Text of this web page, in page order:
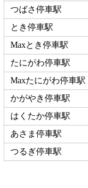
つばさ停車駅
とき停車駅
Maxとき停車駅
たにがわ停車駅
Maxたにがわ停車駅
かがやき停車駅
はくたか停車駅
あさま停車駅
つるぎ停車駅